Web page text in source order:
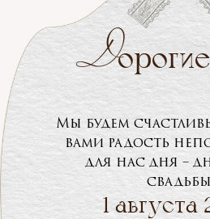
Д
1
Мы будем
вами радость
для нас дня –